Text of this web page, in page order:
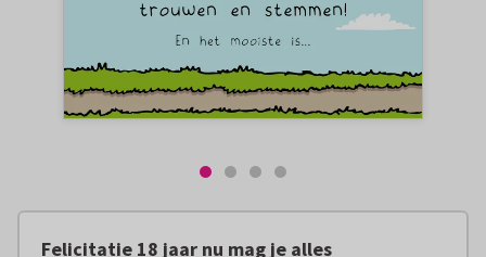
Felicitatie 18 jaar nu mag je alles